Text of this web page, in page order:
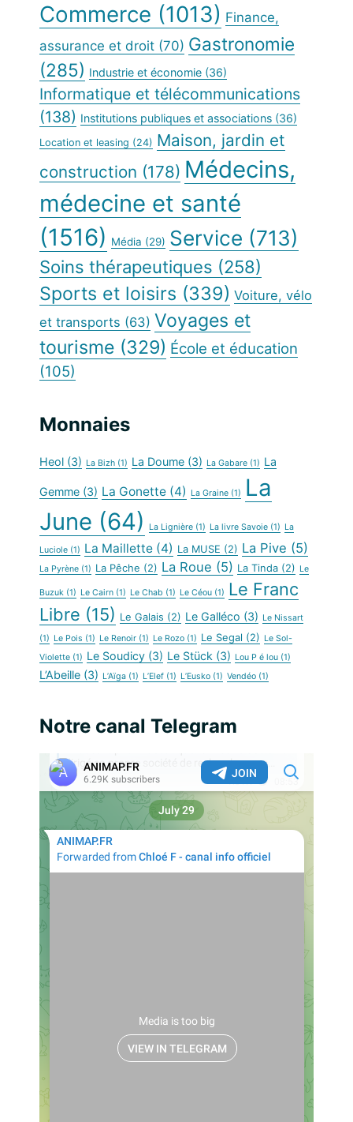
Commerce (1013) Finance,
assurance et droit (70) Gastronomie
(285) Industrie et économie (36)
Informatique et télécommunications
(138) Institutions publiques et associations (36)
Location et leasing (24) Maison, jardin et
construction (178) Médecins,
médecine et santé
(1516) Média (29) Service (713)
Soins thérapeutiques (258)
Sports et loisirs (339) Voiture, vélo
et transports (63) Voyages et
tourisme (329) École et éducation
(105)
Monnaies
Heol (3) La Bizh (1) La Doume (3) La Gabare (1) La
Gemme (3) La Gonette (4) La Graine (1)
La
June (64) La Lignière (1) La livre Savoie (1) La
Luciole (1) La Maillette (4) La MUSE (2) La Pive (5)
La Pyrène (1) La Pêche (2) La Roue (5) La Tinda (2) Le
Buzuk (1) Le Cairn (1) Le Chab (1) Le Céou (1)
Le Franc
Libre (15) Le Galais (2) Le Galléco (3) Le Nissart
(1) Le Pois (1) Le Renoir (1) Le Rozo (1) Le Segal (2) Le Sol-
Violette (1) Le Soudicy (3) Le Stück (3) Lou P é lou (1)
L’Abeille (3) L’Aïga (1) L’Elef (1) L’Eusko (1) Vendéo (1)
Notre canal Telegram